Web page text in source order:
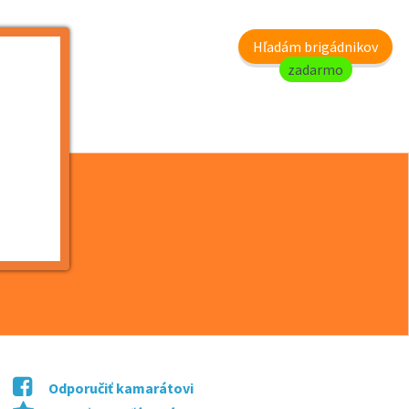
Hľadám brigádnikov
zadarmo
Odporučiť kamarátovi